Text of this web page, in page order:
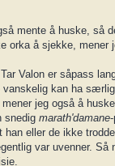
mente å huske, så
orka å sjekke, mener
Valon er såpass
vanskelig kan ha
jeg også å
snedig marath'damane
eller de ikke
var uvenner. Så